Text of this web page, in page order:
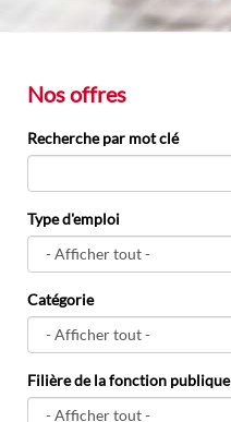
Nos offres
Recherche par mot clé
Type d'emploi
Catégorie
Filière de la fonction publique